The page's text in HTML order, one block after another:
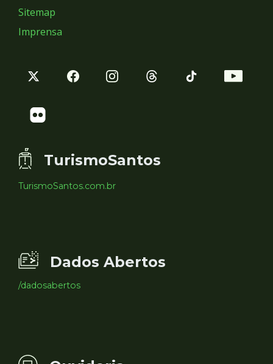
Sitemap
Imprensa
TurismoSantos
TurismoSantos.com.br
Dados Abertos
/dadosabertos